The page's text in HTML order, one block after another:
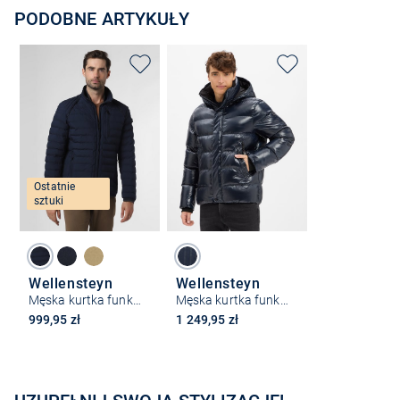
PODOBNE ARTYKUŁY
Ostatnie
sztuki
Wellensteyn
Męska kurtka funkcyjna – Molm
999,95 zł
Wellensteyn
1 249,95 zł